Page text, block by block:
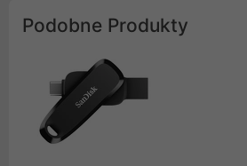
Podobne Produkty